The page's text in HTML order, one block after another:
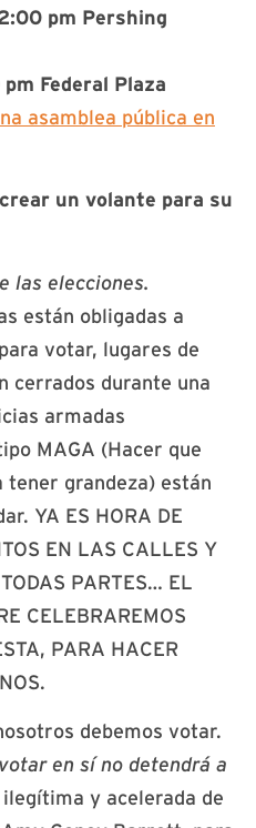
pm Pershing
Federal Plaza
asamblea pública en
un volante para su
las elecciones.
están obligadas a
votar, lugares de
cerrados durante una
armadas
MAGA (Hacer que
tener grandeza) están
YA ES HORA DE
EN LAS CALLES Y
PARTES… EL
CELEBRAREMOS
PARA HACER
debemos votar.
votar en sí no detendrá a
y acelerada de